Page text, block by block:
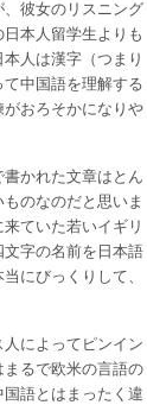
彼女のリスニング
本人留学生よりも
人は漢字（つまり
中国語を理解する
おろそかになりや
かれた文章はとん
のなのだと思いま
ていた若いイギリ
字の名前を日本語
にびっくりして、
によってピンイン
るで欧米の言語の
語とはまったく違